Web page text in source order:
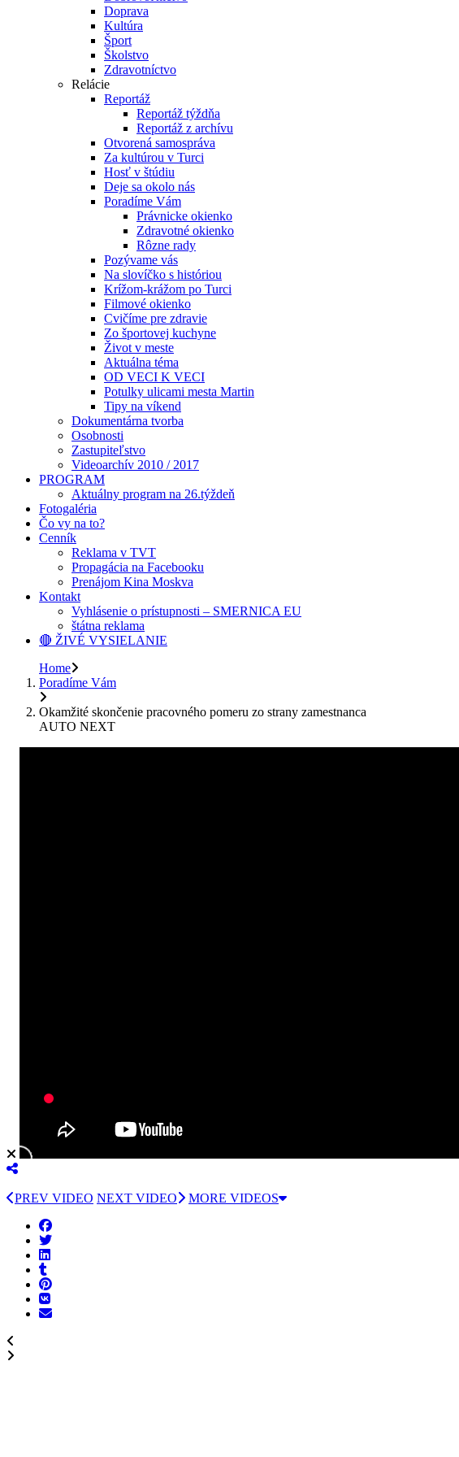
Doprava
Kultúra
Šport
Školstvo
Zdravotníctvo
Relácie
Reportáž
Reportáž týždňa
Reportáž z archívu
Otvorená samospráva
Za kultúrou v Turci
Hosť v štúdiu
Deje sa okolo nás
Poradíme Vám
Právnicke okienko
Zdravotné okienko
Rôzne rady
Pozývame vás
Na slovíčko s históriou
Krížom-krážom po Turci
Filmové okienko
Cvičíme pre zdravie
Zo športovej kuchyne
Život v meste
Aktuálna téma
OD VECI K VECI
Potulky ulicami mesta Martin
Tipy na víkend
Dokumentárna tvorba
Osobnosti
Zastupiteľstvo
Videoarchív 2010 / 2017
PROGRAM
Aktuálny program na 26.týždeň
Fotogaléria
Čo vy na to?
Cenník
Reklama v TVT
Propagácia na Facebooku
Prenájom Kina Moskva
Kontakt
Vyhlásenie o prístupnosti – SMERNICA EU
štátna reklama
🔴 ŽIVÉ VYSIELANIE
Home
Poradíme Vám
Okamžité skončenie pracovného pomeru zo strany zamestnanca
AUTO NEXT
PREV VIDEO NEXT VIDEO MORE VIDEOS